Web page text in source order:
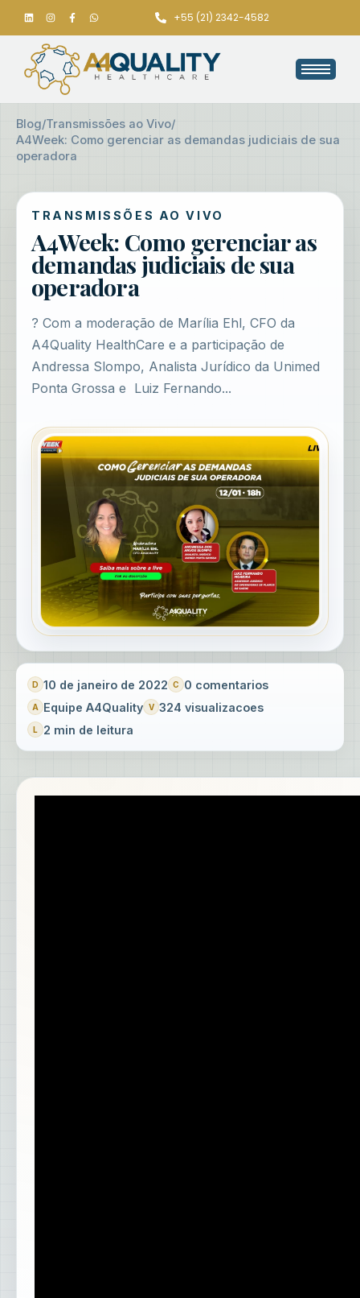
+55 (21) 2342-4582
Blog/Transmissões ao Vivo/
A4Week: Como gerenciar as demandas judiciais de sua
operadora
TRANSMISSÕES AO VIVO
A4Week: Como gerenciar as
demandas judiciais de sua
operadora
? Com a moderação de Marília Ehl, CFO da
A4Quality HealthCare e a participação de
Andressa Slompo, Analista Jurídico da Unimed
Ponta Grossa e Luiz Fernando...
10 de janeiro de 2022
0 comentarios
Equipe A4Quality
324 visualizacoes
2 min de leitura